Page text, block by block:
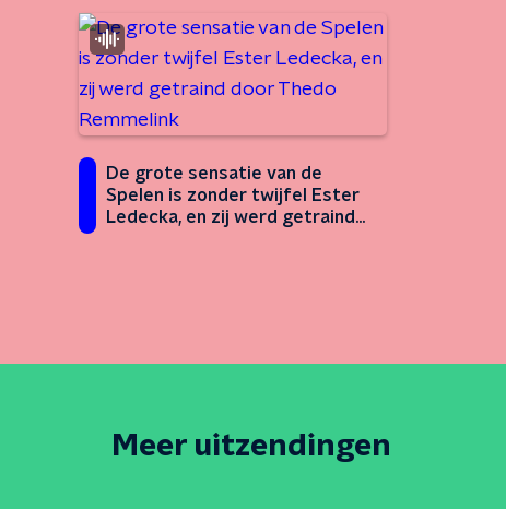
De grote sensatie van de
Spelen is zonder twijfel Ester
Ledecka, en zij werd getraind
Meer uitzendingen